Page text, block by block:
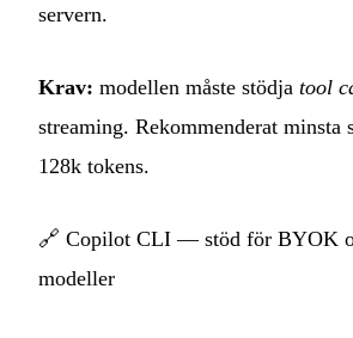
servern.
Krav: modellen måste stödja tool
streaming. Rekommenderat minsta
128k tokens.
🔗 Copilot CLI — stöd för BYOK
modeller